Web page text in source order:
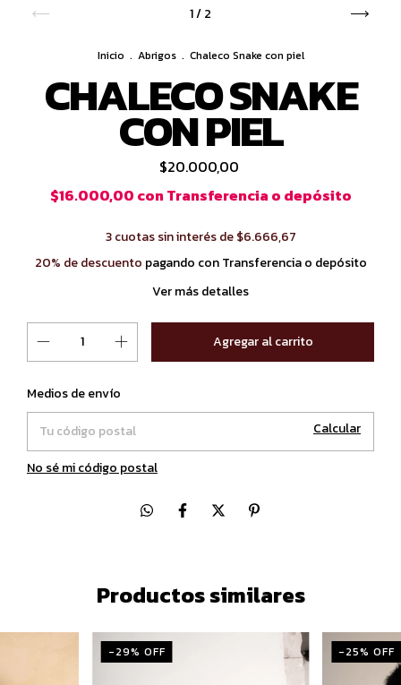
1/2
Inicio . Abrigos . Chaleco Snake con piel
CHALECO SNAKE
CON PIEL
$20.000,00
$16.000,00 con Transferencia o depósito
3 cuotas sin interés de$6.666,67
20% de descuento pagando con Transferencia o depósito
Ver más detalles
Entregas para el CP:
Medios de envío
Calcular
No sé mi código postal
Productos similares
-29% OFF -25% OFF